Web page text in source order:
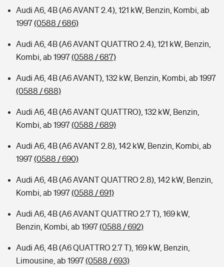
Audi A6, 4B (A6 AVANT 2.4), 121 kW, Benzin, Kombi, ab
1997(0588 / 686)
Audi A6, 4B (A6 AVANT QUATTRO 2.4), 121 kW, Benzin,
Kombi, ab 1997(0588 / 687)
Audi A6, 4B (A6 AVANT), 132 kW, Benzin, Kombi, ab 1997
(0588 / 688)
Audi A6, 4B (A6 AVANT QUATTRO), 132 kW, Benzin,
Kombi, ab 1997(0588 / 689)
Audi A6, 4B (A6 AVANT 2.8), 142 kW, Benzin, Kombi, ab
1997(0588 / 690)
Audi A6, 4B (A6 AVANT QUATTRO 2.8), 142 kW, Benzin,
Kombi, ab 1997(0588 / 691)
Audi A6, 4B (A6 AVANT QUATTRO 2.7 T), 169 kW,
Benzin, Kombi, ab 1997(0588 / 692)
Audi A6, 4B (A6 QUATTRO 2.7 T), 169 kW, Benzin,
Limousine, ab 1997(0588 / 693)